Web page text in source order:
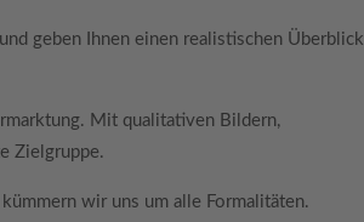
geben Ihnen einen realistischen Überblick
Mit qualitativen Bildern,
Zielgruppe.
wir uns um alle Formalitäten.